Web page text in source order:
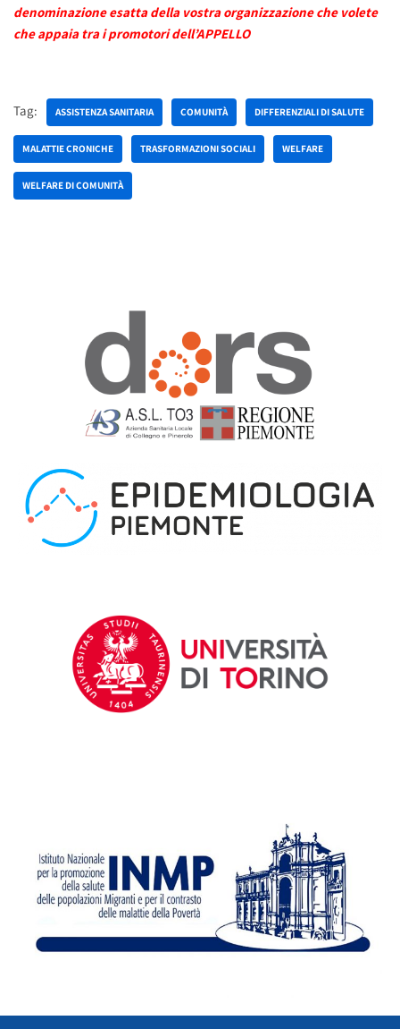
denominazione esatta della vostra organizzazione che volete
che appaia tra i promotori dell’APPELLO
Tag: ASSISTENZA SANITARIA COMUNITÀ DIFFERENZIALI DI SALUTE
MALATTIE CRONICHE TRASFORMAZIONI SOCIALI WELFARE
WELFARE DI COMUNITÀ